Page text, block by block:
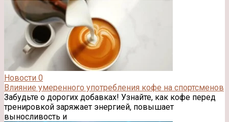
Новости 0
Влияние умеренного употребления кофе на спортсменов
Забудьте о дорогих добавках! Узнайте, как кофе перед
тренировкой заряжает энергией, повышает
выносливость и